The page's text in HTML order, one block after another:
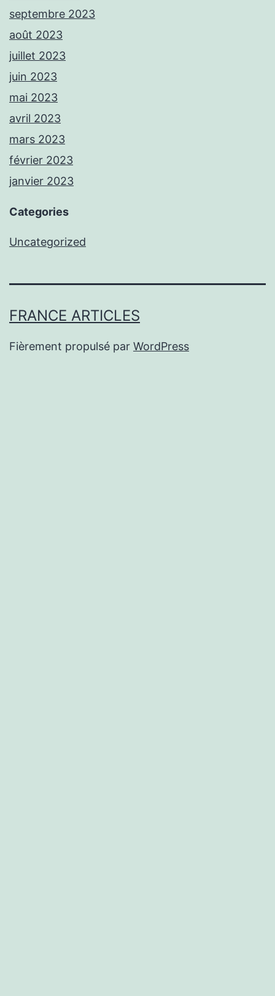
septembre 2023
août 2023
juillet 2023
juin 2023
mai 2023
avril 2023
mars 2023
février 2023
janvier 2023
Categories
Uncategorized
FRANCE ARTICLES
Fièrement propulsé par WordPress